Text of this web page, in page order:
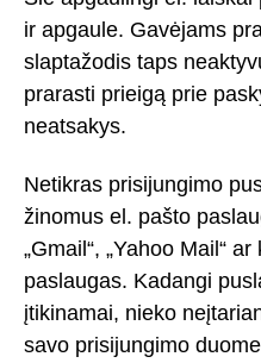
ir apgaule. Gavėjams
slaptažodis taps
prarasti prieigą prie
neatsakys.
Netikras prisijungimo
žinomus el. pašto
„Gmail“, „Yahoo Mail“
paslaugas. Kadangi
įtikinamai, nieko
savo prisijungimo